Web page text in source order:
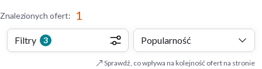
Znalezionych ofert: 1
Filtry 3 Popularność
Sprawdź, co wpływa na kolejność ofert na stronie